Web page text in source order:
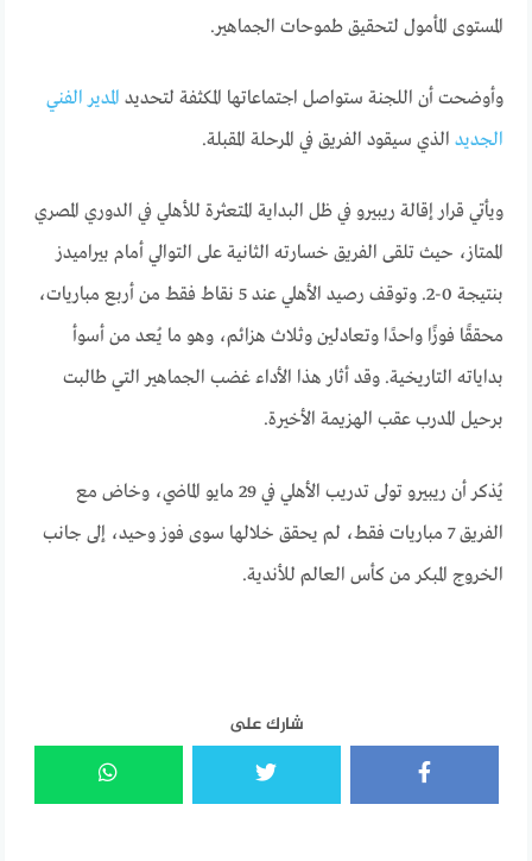
المستوى المأمول لتحقيق طموحات الجماهير.
وأوضحت أن اللجنة ستواصل اجتماعاتها المكثفة لتحديد المدير الفني
الجديد الذي سيقود الفريق في المرحلة المقبلة.
ويأتي قرار إقالة ريبيرو في ظل البداية المتعثرة للأهلي في الدوري المصري
الممتاز، حيث تلقى الفريق خسارته الثانية على التوالي أمام بيراميدز
بنتيجة 0-2. وتوقف رصيد الأهلي عند 5 نقاط فقط من أربع مباريات،
محققًا فوزًا واحدًا وتعادلين وثلاث هزائم، وهو ما يُعد من أسوأ
بداياته التاريخية. وقد أثار هذا الأداء غضب الجماهير التي طالبت
برحيل المدرب عقب الهزيمة الأخيرة.
يُذكر أن ريبيرو تولى تدريب الأهلي في 29 مايو الماضي، وخاض مع
الفريق 7 مباريات فقط، لم يحقق خلالها سوى فوز وحيد، إلى جانب
الخروج المبكر من كأس العالم للأندية.
شارك على